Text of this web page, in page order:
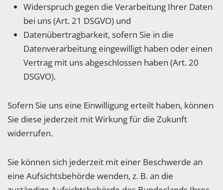
Widerspruch gegen die Verarbeitung Ihrer Daten
bei uns (Art. 21 DSGVO) und
Datenübertragbarkeit, sofern Sie in die
Datenverarbeitung eingewilligt haben oder einen
Vertrag mit uns abgeschlossen haben (Art. 20
DSGVO).
Sofern Sie uns eine Einwilligung erteilt haben, können
Sie diese jederzeit mit Wirkung für die Zukunft
widerrufen.
Sie können sich jederzeit mit einer Beschwerde an
eine Aufsichtsbehörde wenden, z. B. an die